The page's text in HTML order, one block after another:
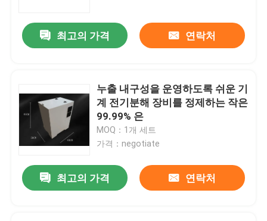
최고의 가격 연락처
누출 내구성을 운영하도록 쉬운 기
계 전기분해 장비를 정제하는 작은
99.99% 은
MOQ：1개 세트
가격：negotiate
최고의 가격 연락처